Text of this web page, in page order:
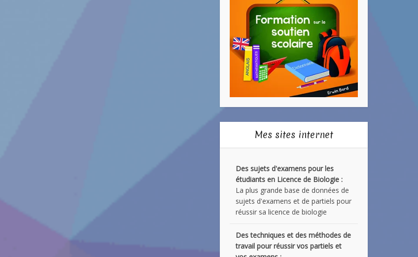
Mes sites internet
Des sujets d'examens pour les
étudiants en Licence de Biologie :
La plus grande base de données de
sujets d'examens et de partiels pour
réussir sa licence de biologie
Des techniques et des méthodes de
travail pour réussir vos partiels et